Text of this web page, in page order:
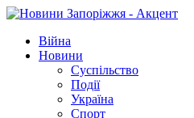
Війна
Новини
Суспільство
Події
Україна
Спорт